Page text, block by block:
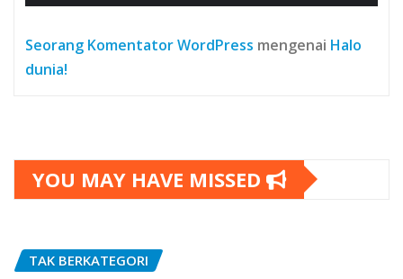
Seorang Komentator WordPress mengenai Halo
dunia!
YOU MAY HAVE MISSED
TAK BERKATEGORI